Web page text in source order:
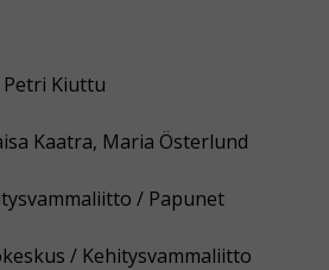
Petri Kiuttu
Kaatra, Maria Österlund
/ Papunet
/ Kehitysvammaliitto